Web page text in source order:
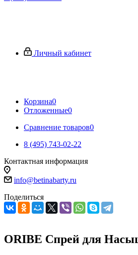
Личный кабинет
Корзина0
Отложенные0
Сравнение товаров0
8 (495) 743-02-22
Контактная информация
info@betinabarty.ru
Поделиться
ORIBE Спрей для